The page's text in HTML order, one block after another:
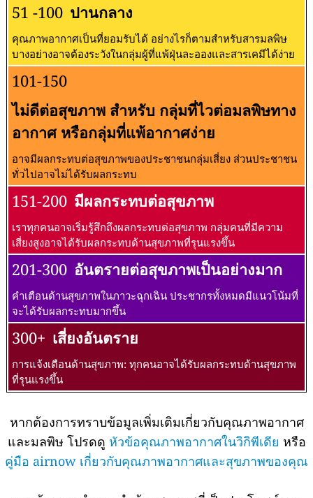
51 -100 ปานกลาง
คุณภาพอากาศเป็นที่ยอมรับได้ อย่างไรก็ตามสำหรับสารมลพิษ
บางอย่างอาจต้องระวังในกลุ่มผู้ที่แพ้ฝุ่นละอองและสารเคมีได้ง่าย
101-150
ไม่ดีต่อสุขภาพ สำหรับ กลุ่มที่ไวต่อมลพิษทาง
อากาศ หรือกลุ่มที่แพ้อากาศง่าย
อาจมีผลกระทบต่อสุขภาพของประชาชนกลุ่มเสี่ยง ส่วนประชาชน
ทั่วไปอาจไม่ได้รับผลกระทบ
151-200 มีผลกระทบต่อสุขภาพ
เราทุกคนอาจเริ่มรู้สึกถึงผลกระทบต่อสุขภาพ กลุ่มคนที่มีความ
เสี่ยงสูงอาจได้รับผลกระทบด้านสุขภาพที่รุนแรงขึ้น
201-300 อันตรายต่อสุขภาพเป็นอย่างมาก
คำเตือนด้านสุขภาพในภาวะฉุกเฉิน ประชากรทั้งหมดมีแนวโน้มที่
จะได้รับผลกระทบมากขึ้น
300+ เสี่ยงอันตราย
การแจ้งเตือนด้านสุขภาพ: ทุกคนอาจได้รับผลกระทบด้านสุขภาพ
ที่รุนแรงขึ้น
หากต้องการทราบข้อมูลเพิ่มเติมเกี่ยวกับคุณภาพอากาศ
และมลพิษ โปรดดู หัวข้อคุณภาพอากาศในวิกิพีเดีย หรือ
คู่มือ airnow เกี่ยวกับคุณภาพอากาศและสุขภาพของคุณ